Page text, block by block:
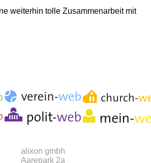
weiterhin tolle Zusammenarbeit mit
alixon gmbh
Aarepark 2a